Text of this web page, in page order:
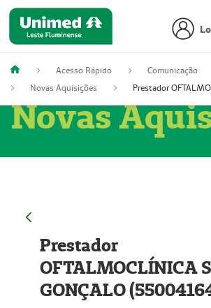
Acesso Rápido
Comunicação
Novas Aquisições
Novas
Prestador
OFTALMOCLÍNICA
GONÇALO